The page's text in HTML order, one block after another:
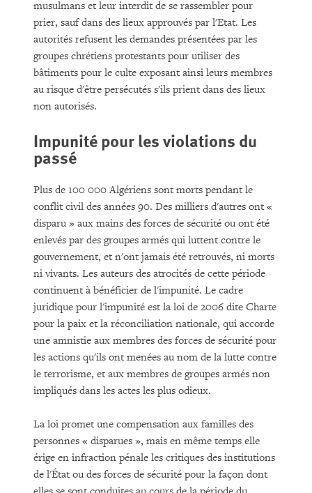
musulmans et leur interdit de se rassembler pour
prier, sauf dans des lieux approuvés par l'Etat. Les
autorités refusent les demandes présentées par les
groupes chrétiens protestants pour utiliser des
bâtiments pour le culte exposant ainsi leurs membres
au risque d'être persécutés s'ils prient dans des lieux
non autorisés.
Impunité pour les violations du
passé
Plus de 100 000 Algériens sont morts pendant le
conflit civil des années 90. Des milliers d'autres ont «
disparu » aux mains des forces de sécurité ou ont été
enlevés par des groupes armés qui luttent contre le
gouvernement, et n'ont jamais été retrouvés, ni morts
ni vivants. Les auteurs des atrocités de cette période
continuent à bénéficier de l'impunité. Le cadre
juridique pour l'impunité est la loi de 2006 dite Charte
pour la paix et la réconciliation nationale, qui accorde
une amnistie aux membres des forces de sécurité pour
les actions qu'ils ont menées au nom de la lutte contre
le terrorisme, et aux membres de groupes armés non
impliqués dans les actes les plus odieux.
La loi promet une compensation aux familles des
personnes « disparues », mais en même temps elle
érige en infraction pénale les critiques des institutions
de l'État ou des forces de sécurité pour la façon dont